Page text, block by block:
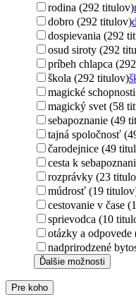
rodina (292 titulov)
dobro (292 titulov)
dospievania (292
osud siroty (292
príbeh chlapca
škola (292 titulov)
magické
magický svet (58
sebapoznanie (49
tajná spoločnosť
čarodejnice (49
cesta k
rozprávky (23
múdrosť (19
cestovanie v čase
sprievodca (10
otázky a
nadprirodzené
Ďalšie možnosti
Pre koho